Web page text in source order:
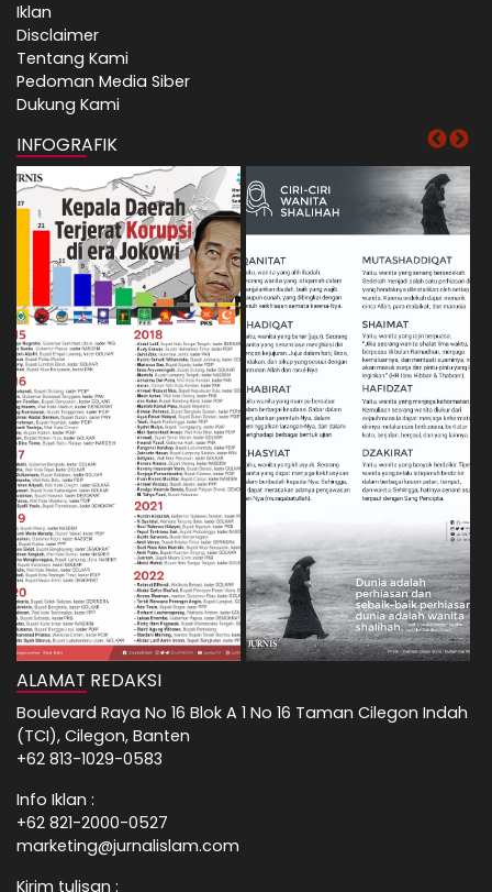
Iklan
Disclaimer
Tentang Kami
Pedoman Media Siber
Dukung Kami
INFOGRAFIK
ALAMAT REDAKSI
Boulevard Raya No 16 Blok A 1 No 16 Taman Cilegon Indah
(TCI), Cilegon, Banten
+62 813-1029-0583
Info Iklan :
+62 821-2000-0527
marketing@jurnalislam.com
Kirim tulisan :